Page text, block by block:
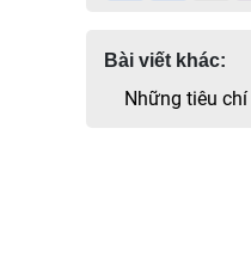
Bài viết khác:
Những tiêu